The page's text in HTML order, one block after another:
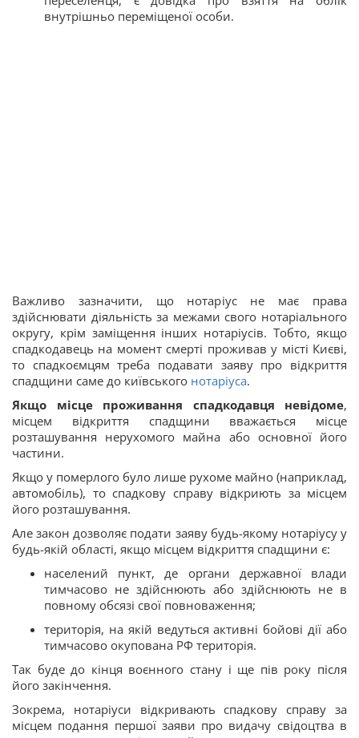
внутрішньо переміщеної особи.
Важливо зазначити, що нотаріус не має права
здійснювати діяльність за межами свого нотаріального
округу, крім заміщення інших нотаріусів. Тобто, якщо
спадкодавець на момент смерті проживав у місті Києві,
то спадкоємцям треба подавати заяву про відкриття
спадщини саме до київського нотаріуса.
Якщо місце проживання спадкодавця невідоме,
місцем відкриття спадщини вважається місце
розташування нерухомого майна або основної його
частини.
Якщо у померлого було лише рухоме майно (наприклад,
автомобіль), то спадкову справу відкриють за місцем
його розташування.
Але закон дозволяє подати заяву будь-якому нотаріусу у
будь-якій області, якщо місцем відкриття спадщини є:
населений пункт, де органи державної влади
тимчасово не здійснюють або здійснюють не в
повному обсязі свої повноваження;
територія, на якій ведуться активні бойові дії або
тимчасово окупована РФ територія.
Так буде до кінця воєнного стану і ще пів року після
його закінчення.
Зокрема, нотаріуси відкривають спадкову справу за
місцем подання першої заяви про видачу свідоцтва в